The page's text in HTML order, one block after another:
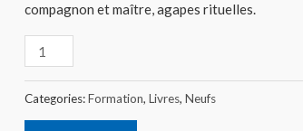
compagnon et maître, agapes rituelles.
Categories:Formation, Livres, Neufs